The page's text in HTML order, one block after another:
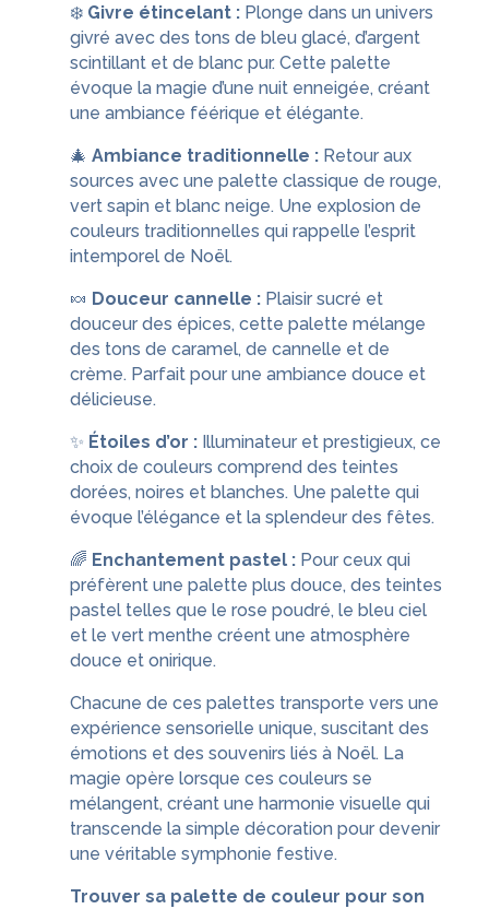
❄️ Givre étincelant :Plonge dans un univers
givré avec des tons de bleu glacé, d’argent
scintillant et de blanc pur. Cette palette
évoque la magie d’une nuit enneigée, créant
une ambiance féérique et élégante.
🎄 Ambiance traditionnelle :Retour aux
sources avec une palette classique de rouge,
vert sapin et blanc neige. Une explosion de
couleurs traditionnelles qui rappelle l’esprit
intemporel de Noël.
🍬 Douceur cannelle :Plaisir sucré et
douceur des épices, cette palette mélange
des tons de caramel, de cannelle et de
crème. Parfait pour une ambiance douce et
délicieuse.
✨ Étoiles d’or :Illuminateur et prestigieux, ce
choix de couleurs comprend des teintes
dorées, noires et blanches. Une palette qui
évoque l’élégance et la splendeur des fêtes.
🌈 Enchantement pastel :Pour ceux qui
préfèrent une palette plus douce, des teintes
pastel telles que le rose poudré, le bleu ciel
et le vert menthe créent une atmosphère
douce et onirique.
Chacune de ces palettes transporte vers une
expérience sensorielle unique, suscitant des
émotions et des souvenirs liés à Noël. La
magie opère lorsque ces couleurs se
mélangent, créant une harmonie visuelle qui
transcende la simple décoration pour devenir
une véritable symphonie festive.
Trouver sa palette de couleur pour son